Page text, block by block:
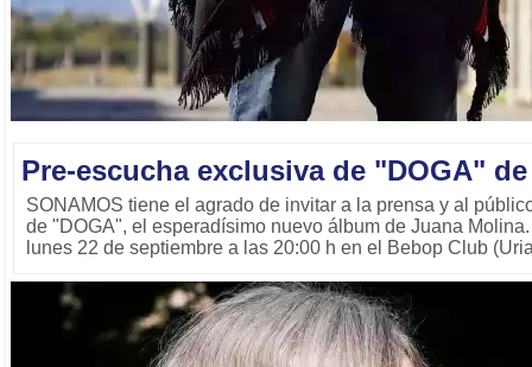
Pre-escucha exclusiva de "DOGA"
SONAMOS tiene el agrado de invitar a la prensa y al
de "DOGA", el esperadísimo nuevo álbum de Juana
lunes 22 de septiembre a las 20:00 h en el Bebop Club